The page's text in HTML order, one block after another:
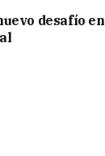
desafío en